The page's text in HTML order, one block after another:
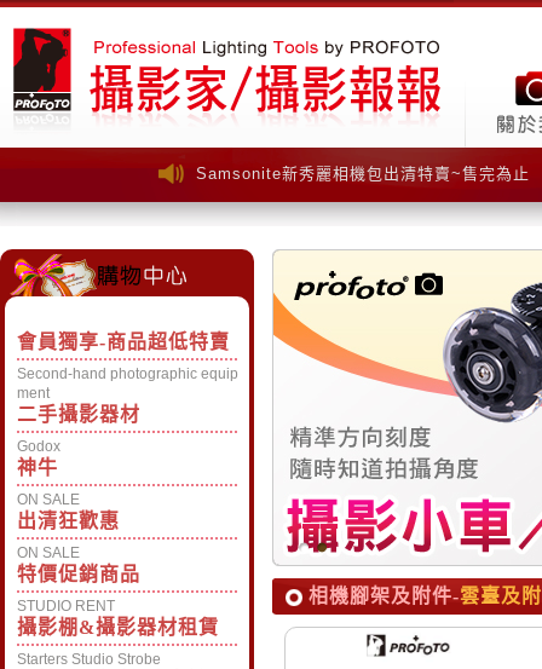
Samsonite新秀麗相機包出清特賣~售完為止
Samsonite新秀麗相機包出清特賣~售完為止
會員獨享-商品超低特賣
Second-hand photographic equip
ment
二手攝影器材
Godox
神牛
ON SALE
出清狂歡惠
ON SALE
特價促銷商品
STUDIO RENT
攝影棚&攝影器材租賃
Starters Studio Strobe
相機腳架及附件-雲臺及